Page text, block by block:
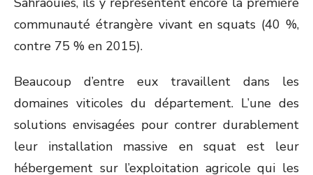
communauté étrangère vivant en squats (40 %,
contre 75 % en 2015).
Beaucoup d’entre eux travaillent dans les
domaines viticoles du département. L’une des
solutions envisagées pour contrer durablement
leur installation massive en squat est leur
hébergement sur l’exploitation agricole qui les